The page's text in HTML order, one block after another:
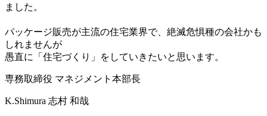
ました。
パッケージ販売が主流の住宅業界で、絶滅危惧種の会社かも
しれませんが
愚直に「住宅づくり」をしていきたいと思います。
専務取締役 マネジメント本部長
K.Shimura 志村 和哉